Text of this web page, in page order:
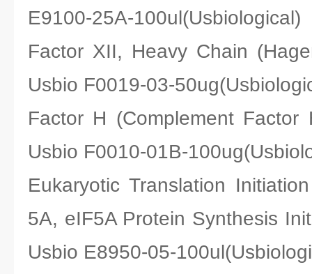
E9100-25A-100ul(Usbiological)
Factor XII, Heavy Chain
Usbio F0019-03-
Factor H (Complement
Usbio F0010-01B-
Eukaryotic Translation
5A, eIF5A Protein Synthesis
Usbio E8950-05-